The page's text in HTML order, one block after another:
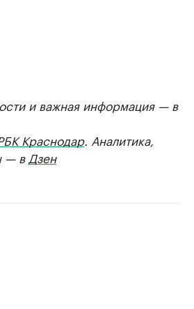
и важная информация — в
Краснодар. Аналитика,
— в Дзен